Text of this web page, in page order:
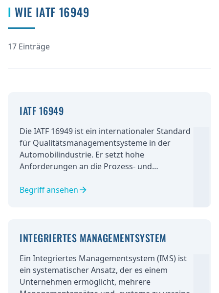
I WIE IATF 16949
17 Einträge
I
IATF 16949
Die IATF 16949 ist ein internationaler Standard
für Qualitätsmanagementsysteme in der
Automobilindustrie. Er setzt hohe
Anforderungen an die Prozess- und
Kundenorientierung in den Vordergrund. Die
Wettbewerbsfähigkeit zu steigern. Dabei sind
Verbesserungsmaßnahmen erforderlich.
Begriff ansehen
INTEGRIERTES MANAGEMENTSYSTEM
Ein Integriertes Managementsystem (IMS) ist
ein systematischer Ansatz, der es einem
Unternehmen ermöglicht, mehrere